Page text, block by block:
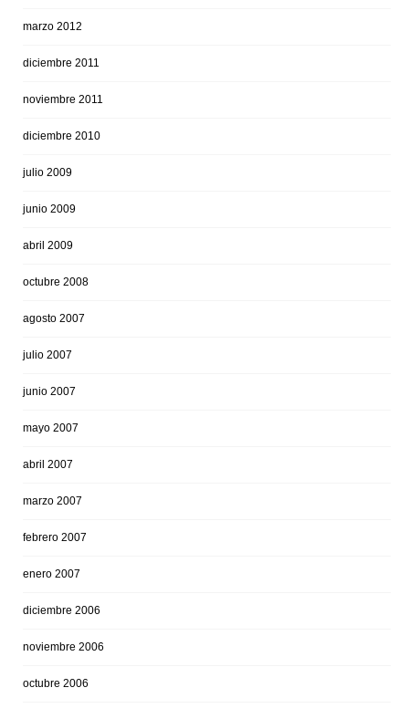
marzo 2012
diciembre 2011
noviembre 2011
diciembre 2010
julio 2009
junio 2009
abril 2009
octubre 2008
agosto 2007
julio 2007
junio 2007
mayo 2007
abril 2007
marzo 2007
febrero 2007
enero 2007
diciembre 2006
noviembre 2006
octubre 2006